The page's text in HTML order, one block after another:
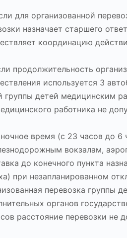
для организованной
назначает старшего
координацию
продолжительность
используется 3
группы детей медицинским
работника не
время (с 23 часов до 6
вокзалам,
до конечного пункта
при незапланированном
перевозка группы
органов
расстояние перевозки не